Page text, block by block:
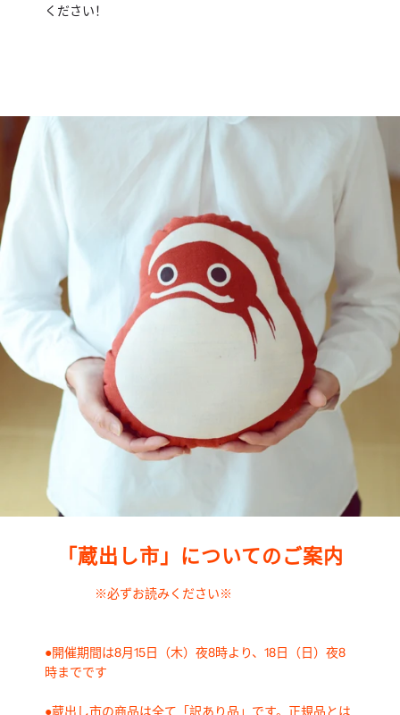
ください！
「蔵出し市」についてのご案内
※必ずお読みください※
●開催期間は8月15日（木）夜8時より、18日（日）夜8
時までです
●蔵出し市の商品は全て「訳あり品」です。正規品とは